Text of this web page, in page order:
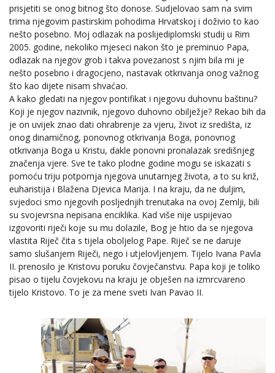
prisjetiti se onog bitnog što donose. Sudjelovao sam na svim
trima njegovim pastirskim pohodima Hrvatskoj i doživio to kao
nešto posebno. Moj odlazak na poslijediplomski studij u Rim
2005. godine, nekoliko mjeseci nakon što je preminuo Papa,
odlazak na njegov grob i takva povezanost s njim bila mi je
nešto posebno i dragocjeno, nastavak otkrivanja onog važnog
što kao dijete nisam shvaćao.
A kako gledati na njegov pontifikat i njegovu duhovnu baštinu?
Koji je njegov nazivnik, njegovo duhovno obilježje? Rekao bih da
je on uvijek znao dati ohrabrenje za vjeru, život iz središta, iz
onog dinamičnog, ponovnog otkrivanja Boga, ponovnog
otkrivanja Boga u Kristu, dakle ponovni pronalazak središnjeg
značenja vjere. Sve te tako plodne godine mogu se iskazati s
pomoću triju potpornja njegova unutarnjeg života, a to su križ,
euharistija i Blažena Djevica Marija. I na kraju, da ne duljim,
svjedoci smo njegovih posljednjih trenutaka na ovoj Zemlji, bili
su svojevrsna nepisana enciklika. Kad više nije uspijevao
izgovoriti riječi koje su mu dolazile, Bog je htio da se njegova
vlastita Riječ čita s tijela oboljelog Pape. Riječ se ne daruje
samo slušanjem Riječi, nego i utjelovljenjem. Tijelo Ivana Pavla
II. prenosilo je Kristovu poruku čovječanstvu. Papa koji je toliko
pisao o tijelu čovjekovu na kraju je obješen na izmrcvareno
tijelo Kristovo. To je za mene sveti Ivan Pavao II.